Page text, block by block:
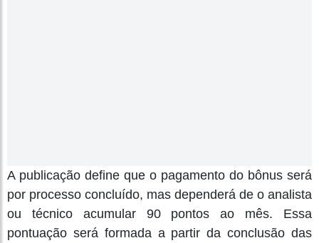
A publicação define que o pagamento do bônus será
por processo concluído, mas dependerá de o analista
ou técnico acumular 90 pontos ao mês. Essa
pontuação será formada a partir da conclusão das